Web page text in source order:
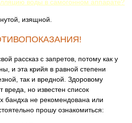
воды в самогонном аппарате?
изящной.
рассказ с запретов, потому как у
и эта крийя в равной степени
так и вредной. Здоровому
вреда, но известен список
бандха не рекомендована или
прошу ознакомиться: